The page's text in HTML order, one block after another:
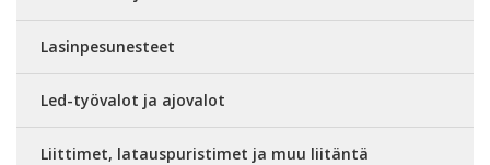
Lasinpesunesteet
Led-työvalot ja ajovalot
Liittimet, latauspuristimet ja muu liitäntä